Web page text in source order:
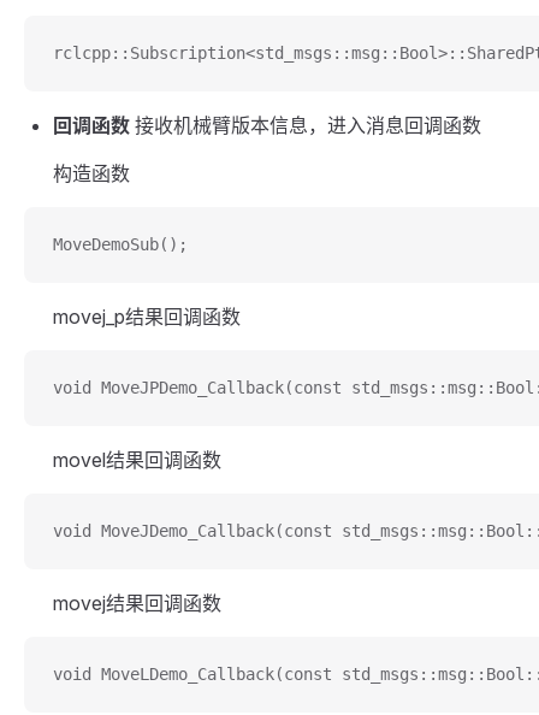
回调函数 接收机械臂版本信息，进入消息回调函数
构造函数
MoveDemoSub();
movej_p结果回调函数
void MoveJPDemo_Callback(const
movel结果回调函数
void MoveJDemo_Callback(const
movej结果回调函数
void MoveLDemo_Callback(const